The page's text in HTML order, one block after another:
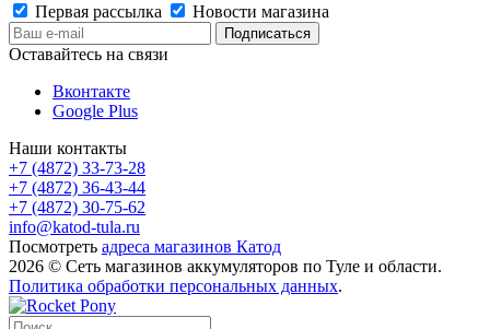
Первая рассылка
Новости магазина
Оставайтесь на связи
Вконтакте
Google Plus
Наши контакты
+7 (4872) 33-73-28
+7 (4872) 36-43-44
+7 (4872) 30-75-62
info@katod-tula.ru
Посмотреть адреса магазинов Катод
2026 © Сеть магазинов аккумуляторов по Туле и области.
Политика обработки персональных данных.